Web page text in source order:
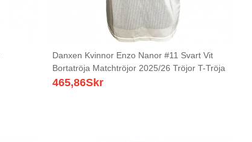
Danxen Kvinnor Enzo Nanor #11 Svart Vit
Bortatröja Matchtröjor 2025/26 Tröjor T-Tröja
465,86Skr